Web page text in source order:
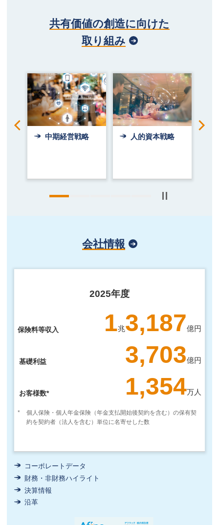
共有価値の創造に向けた
取り組み
Previous
中期経営戦略 人的資本戦略
会社情報
2025年度
保険料等収入 1兆3,187億円
基礎利益 3,703億円
お客様数* 1,354万人
*
個人保険・個人年金保険（年金支払開始後契約を含む）の保有契
約を契約者（法人を含む）単位に名寄せした数
コーポレートデータ
財務・非財務ハイライト
決算情報
沿革